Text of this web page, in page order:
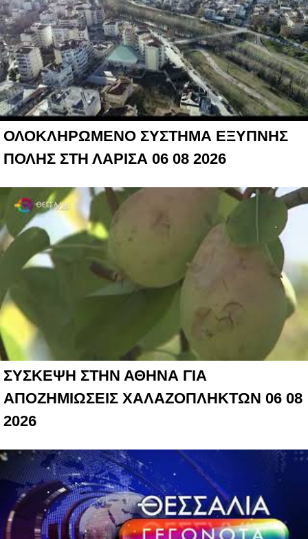
ΟΛΟΚΛΗΡΩΜΕΝΟ ΣΥΣΤΗΜΑ ΕΞΥΠΝΗΣ
ΠΟΛΗΣ ΣΤΗ ΛΑΡΙΣΑ 06 08 2026
ΣΥΣΚΕΨΗ ΣΤΗΝ ΑΘΗΝΑ ΓΙΑ
ΑΠΟΖΗΜΙΩΣΕΙΣ ΧΑΛΑΖΟΠΛΗΚΤΩΝ 06 08
2026